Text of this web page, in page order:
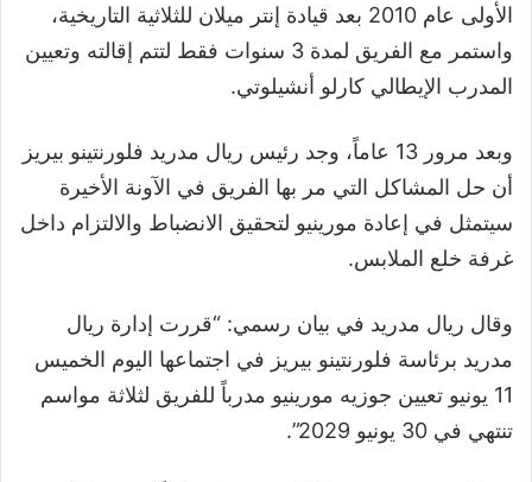
الأولى عام 2010 بعد قيادة إنتر ميلان للثلاثية التاريخية،
واستمر مع الفريق لمدة 3 سنوات فقط لتتم إقالته وتعيين
المدرب الإيطالي كارلو أنشيلوتي.
وبعد مرور 13 عاماً، وجد رئيس ريال مدريد فلورنتينو بيريز
أن حل المشاكل التي مر بها الفريق في الآونة الأخيرة
سيتمثل في إعادة مورينيو لتحقيق الانضباط والالتزام داخل
غرفة خلع الملابس.
وقال ريال مدريد في بيان رسمي: “قررت إدارة ريال
مدريد برئاسة فلورنتينو بيريز في اجتماعها اليوم الخميس
11 يونيو تعيين جوزيه مورينيو مدرباً للفريق لثلاثة مواسم
تنتهي في 30 يونيو 2029”.